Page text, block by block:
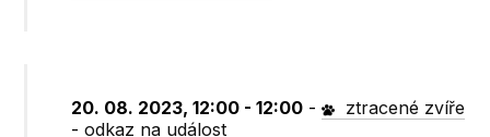
20. 08. 2023, 12:00 - 12:00 -
ztracené zvíře
-odkaz na událost